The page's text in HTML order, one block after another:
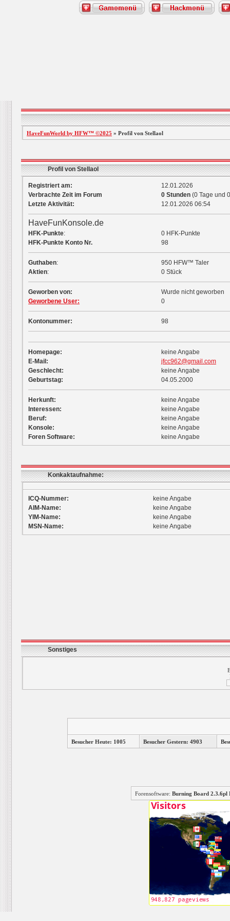
HaveFunWorld by HFW™ ©2025 » Profil von Stellaol
Profil von Stellaol
Registriert am:
12.01.2026
Verbrachte Zeit im Forum
0 Stunden (0 Tage und
Letzte Aktivität:
12.01.2026 06:54
HaveFunKonsole.de
HFK-Punkte:
0 HFK-Punkte
HFK-Punkte Konto Nr.
98
Guthaben:
950 HFW™ Taler
Aktien: 0 Stück
Geworben von:
Wurde nicht geworben
Geworbene User:
0
Kontonummer: 98
Homepage:
keine Angabe
E-Mail:
jfcc962@gmail.com
Geschlecht:
keine Angabe
Geburtstag:
04.05.2000
Herkunft:
keine Angabe
Interessen:
keine Angabe
Beruf:
keine Angabe
Konsole:
keine Angabe
Foren Software:
keine Angabe
Konkaktaufnahme:
ICQ-Nummer:
keine Angabe
AIM-Name:
keine Angabe
YIM-Name:
keine Angabe
MSN-Name:
keine Angabe
Sonstiges
Besucher Heute: 1005 Besucher Gestern: 4903
Forensoftware: Burning Board